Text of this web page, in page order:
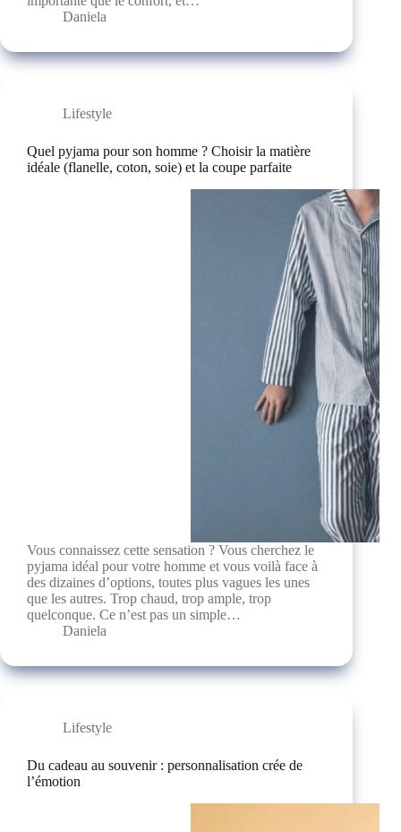
Daniela
Lifestyle
Quel pyjama pour son homme ? Choisir la matière
idéale (flanelle, coton, soie) et la coupe parfaite
Vous connaissez cette sensation ? Vous cherchez le
pyjama idéal pour votre homme et vous voilà face à
des dizaines d’options, toutes plus vagues les unes
que les autres. Trop chaud, trop ample, trop
quelconque. Ce n’est pas un simple…
Daniela
Lifestyle
Du cadeau au souvenir : personnalisation crée de
l’émotion